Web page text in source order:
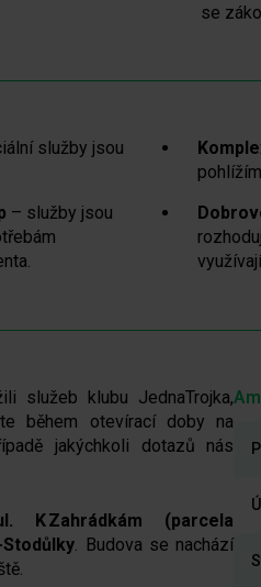
se
služby jsou
– služby jsou
služeb klubu JednaTrojka,
během otevírací doby na
jakýchkoli dotazů nás
K Zahrádkám (parcela
. Budova se nachází